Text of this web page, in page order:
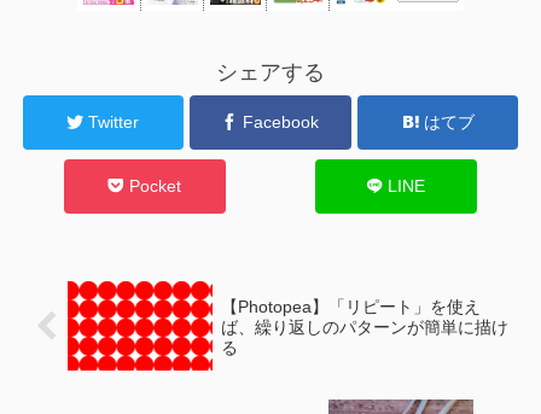
シェアする
Twitter Facebook はてブ
Pocket LINE
【Photopea】「リピート」を使え
ば、繰り返しのパターンが簡単に描け
る